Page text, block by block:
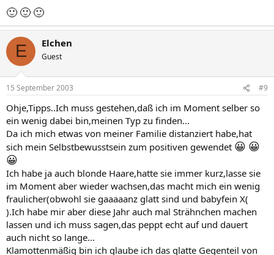
🙂 🙂 🙂
E Elchen
Guest
15 September 2003 #9
Ohje,Tipps..Ich muss gestehen,daß ich im Moment selber so
ein wenig dabei bin,meinen Typ zu finden...
Da ich mich etwas von meiner Familie distanziert habe,hat
sich mein Selbstbewusstsein zum positiven gewendet 😀 😀
😀
Ich habe ja auch blonde Haare,hatte sie immer kurz,lasse sie
im Moment aber wieder wachsen,das macht mich ein wenig
fraulicher(obwohl sie gaaaaanz glatt sind und babyfein X(
).Ich habe mir aber diese Jahr auch mal Strähnchen machen
lassen und ich muss sagen,das peppt echt auf und dauert
auch nicht so lange...
Klamottenmäßig bin ich glaube ich das glatte Gegenteil von